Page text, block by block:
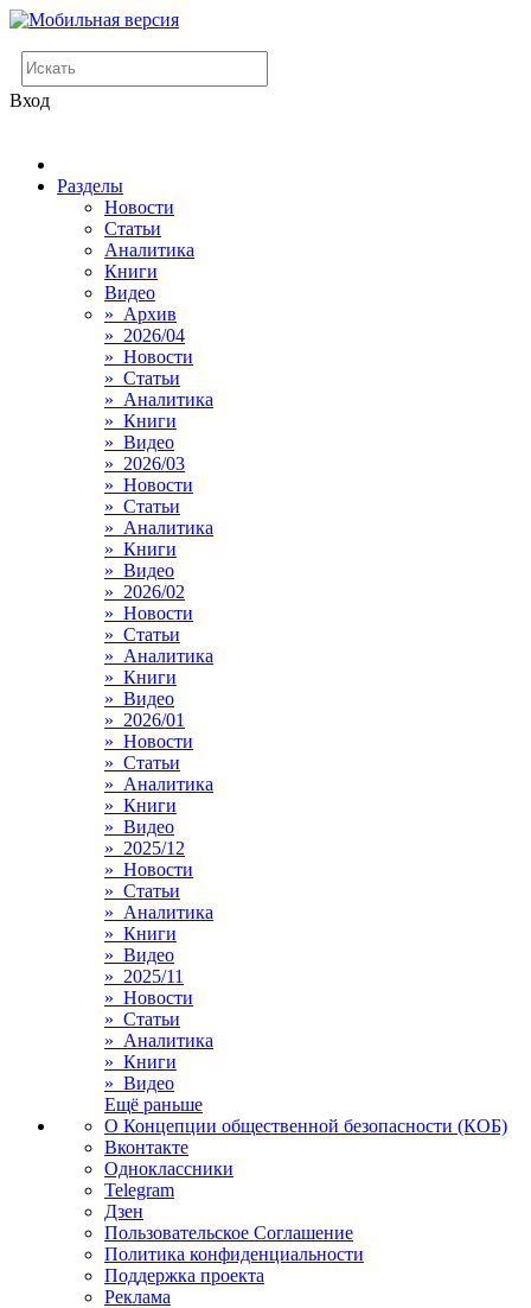
Вход
Разделы
Новости
Статьи
Аналитика
Книги
Видео
» Архив
» 2026/04
» Новости
» Статьи
» Аналитика
» Книги
» Видео
» 2026/03
» Новости
» Статьи
» Аналитика
» Книги
» Видео
» 2026/02
» Новости
» Статьи
» Аналитика
» Книги
» Видео
» 2026/01
» Новости
» Статьи
» Аналитика
» Книги
» Видео
» 2025/12
» Новости
» Статьи
» Аналитика
» Книги
» Видео
» 2025/11
» Новости
» Статьи
» Аналитика
» Книги
» Видео
Ещё раньше
О Концепции общественной безопасности (КОБ)
Вконтакте
Одноклассники
Telegram
Дзен
Пользовательское Соглашение
Политика конфиденциальности
Поддержка проекта
Реклама